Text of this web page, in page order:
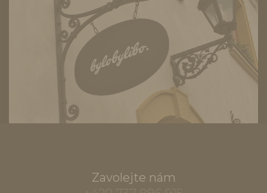
Zavolejte nám